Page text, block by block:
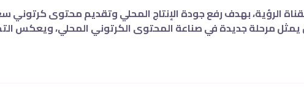
لقناة الرؤية، بهدف رفع جودة الإنتاج المحلي وتقديم محتوى
مرحلة جديدة في صناعة المحتوى الكرتوني المحلي، ويعكس